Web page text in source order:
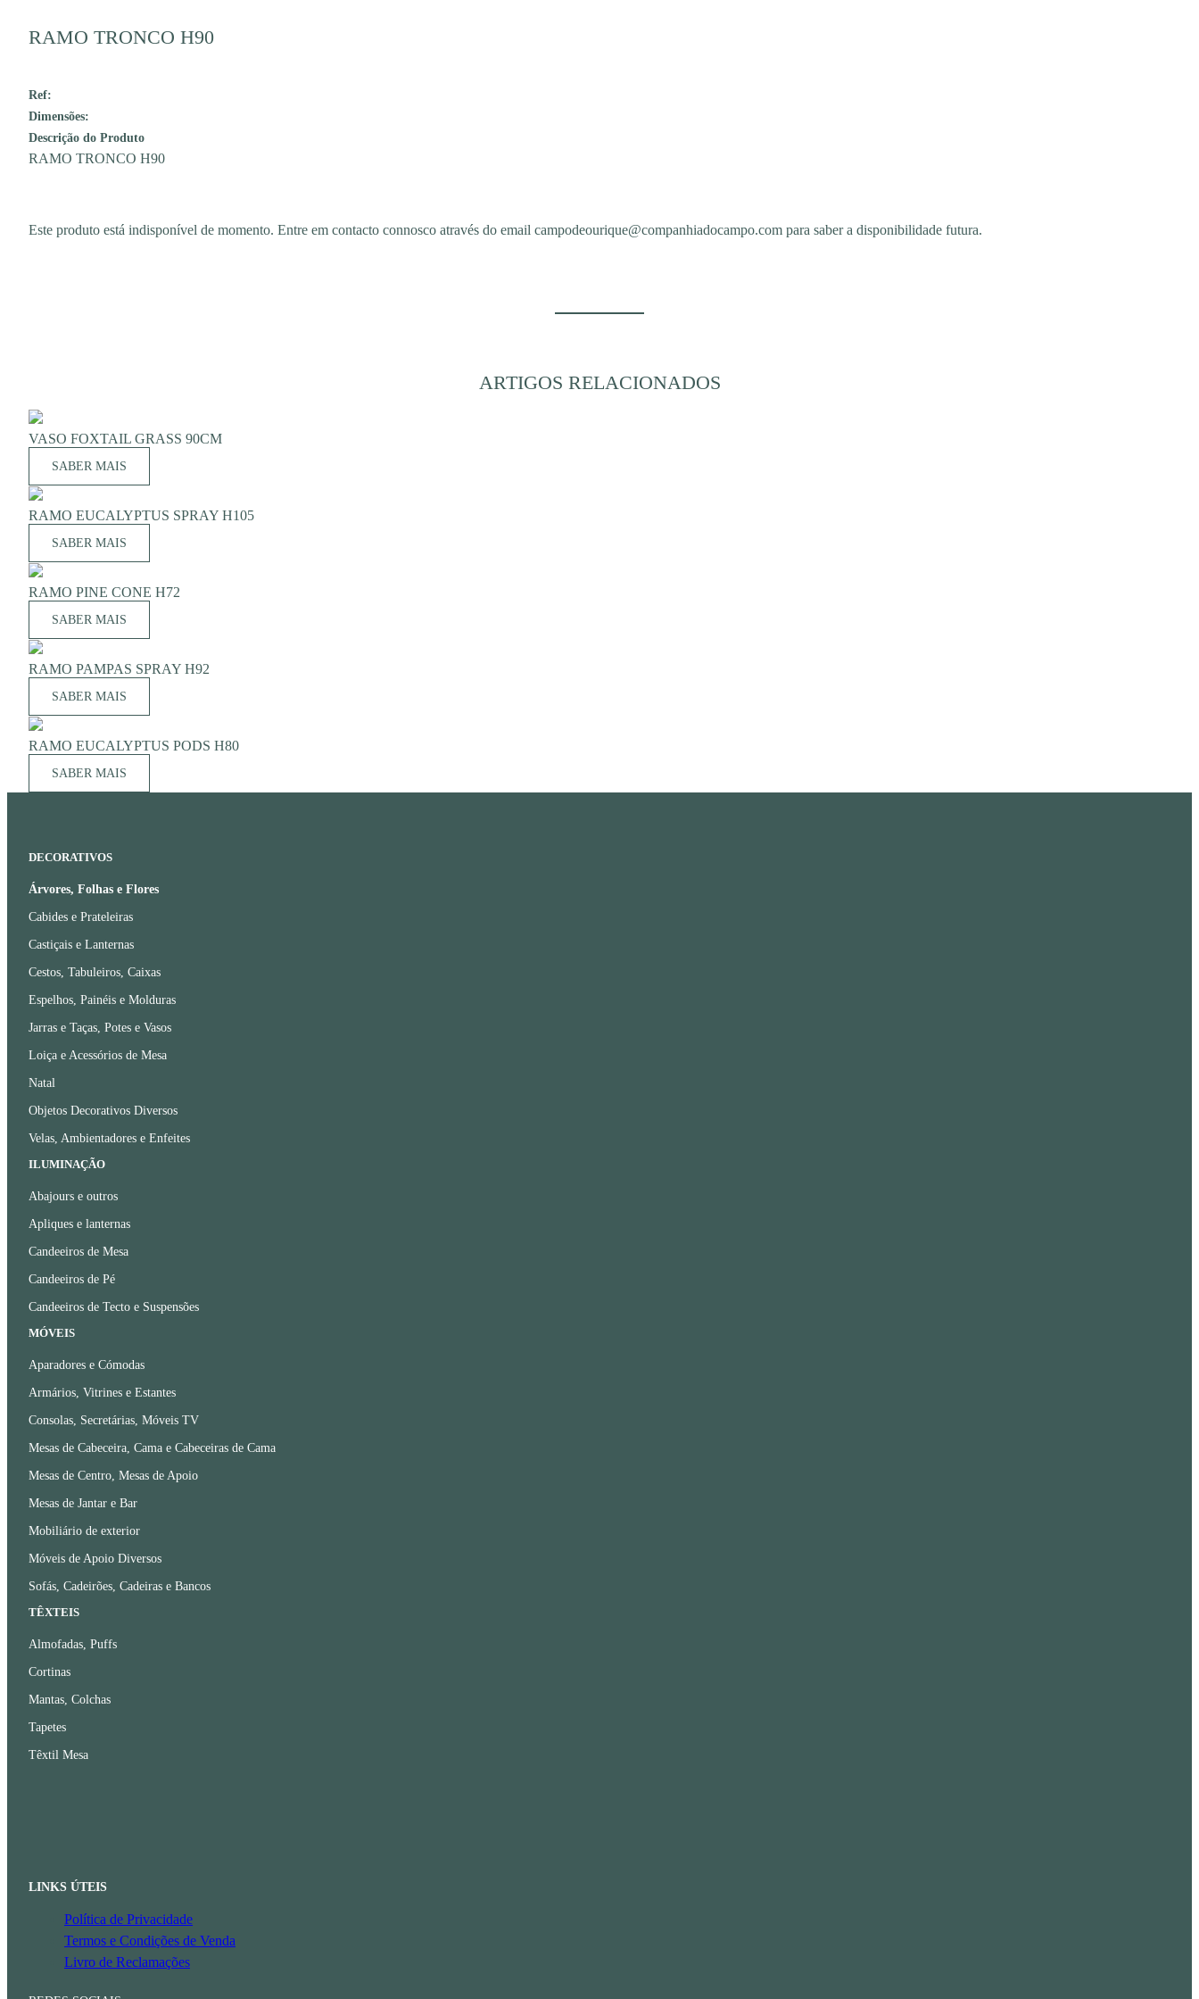
RAMO TRONCO H90
Ref:
Dimensões:
Descrição do Produto
RAMO TRONCO H90
Este produto está indisponível de momento. Entre em contacto connosco através do email campodeourique@companhiadocampo.com para saber a disponibilidade futura.
ARTIGOS RELACIONADOS
VASO FOXTAIL GRASS 90CM
SABER MAIS
RAMO EUCALYPTUS SPRAY H105
SABER MAIS
RAMO PINE CONE H72
SABER MAIS
RAMO PAMPAS SPRAY H92
SABER MAIS
RAMO EUCALYPTUS PODS H80
SABER MAIS
DECORATIVOS
Árvores, Folhas e Flores
Cabides e Prateleiras
Castiçais e Lanternas
Cestos, Tabuleiros, Caixas
Espelhos, Painéis e Molduras
Jarras e Taças, Potes e Vasos
Loiça e Acessórios de Mesa
Natal
Objetos Decorativos Diversos
Velas, Ambientadores e Enfeites
ILUMINAÇÃO
Abajours e outros
Apliques e lanternas
Candeeiros de Mesa
Candeeiros de Pé
Candeeiros de Tecto e Suspensões
MÓVEIS
Aparadores e Cómodas
Armários, Vitrines e Estantes
Consolas, Secretárias, Móveis TV
Mesas de Cabeceira, Cama e Cabeceiras de Cama
Mesas de Centro, Mesas de Apoio
Mesas de Jantar e Bar
Mobiliário de exterior
Móveis de Apoio Diversos
Sofás, Cadeirões, Cadeiras e Bancos
TÊXTEIS
Almofadas, Puffs
Cortinas
Mantas, Colchas
Tapetes
Têxtil Mesa
LINKS ÚTEIS
Política de Privacidade
Termos e Condições de Venda
Livro de Reclamações